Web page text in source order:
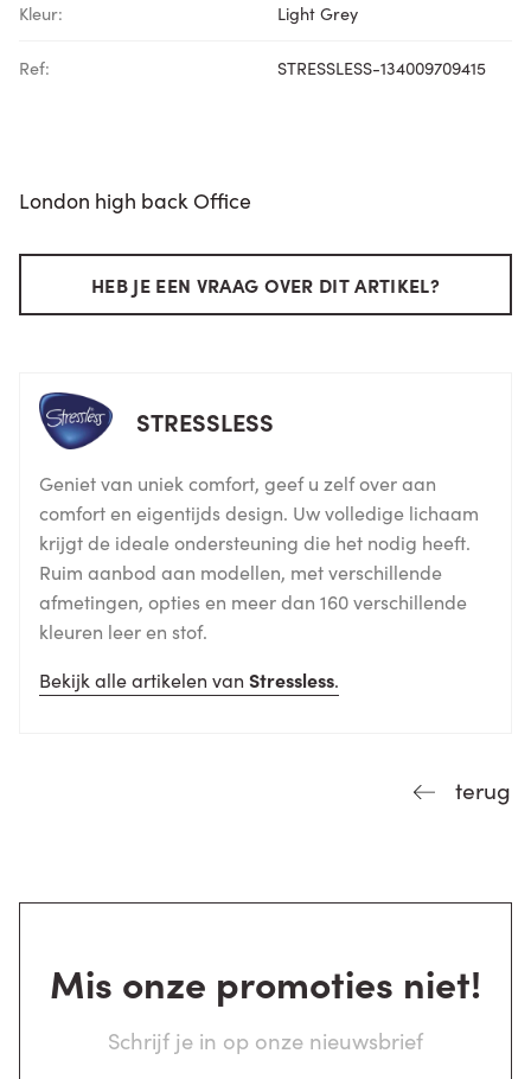
Kleur: Light Grey
Ref: STRESSLESS-134009709415
London high back Office
HEB JE EEN VRAAG OVER DIT ARTIKEL?
STRESSLESS
Geniet van uniek comfort, geef u zelf over aan
comfort en eigentijds design. Uw volledige lichaam
krijgt de ideale ondersteuning die het nodig heeft.
Ruim aanbod aan modellen, met verschillende
afmetingen, opties en meer dan 160 verschillende
kleuren leer en stof.
Bekijk alle artikelen van Stressless.
terug
Mis onze promoties niet!
Schrijf je in op onze nieuwsbrief